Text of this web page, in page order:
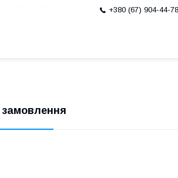
+380 (67) 904-44-78
замовлення